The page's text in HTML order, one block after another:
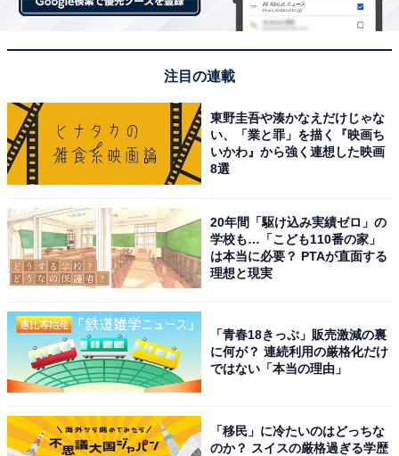
――ダジャレのようなネーミングに思わず笑ってしまい
ました。
大野：ジンジャからのエールです（笑）。でも、オヤジ
ギャグともとれるダジャレ、言葉遊びは、実は江戸時代
から始まったれっきとした文化です。神田明神には、江
戸時代に愛された文化が色濃く残っているので、その香
りました。
――評判はいかがですか？
大野：毎日のように買いに来てくださるお客様もいらっ
しゃいます。
神田明神は、全国のアニメファンにとっては有名なアニ
注目の連載
東野圭吾や湊かなえだけじゃな
い、「業と罪」を描く『映画ち
いかわ』から強く連想した映画
8選
20年間「駆け込み実績ゼロ」の
学校も…「こども110番の家」
は本当に必要？ PTAが直面する
理想と現実
「青春18きっぷ」販売激減の裏
に何が？ 連続利用の厳格化だけ
ではない「本当の理由」
「移民」に冷たいのはどっちな
のか？ スイスの厳格過ぎる学歴